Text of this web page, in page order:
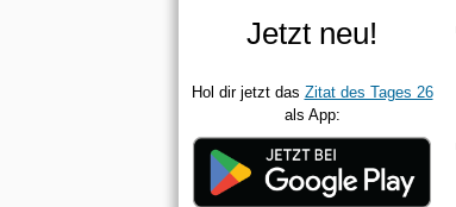
Jetzt neu!
Hol dir jetzt das Zitat des Tages 26
als App: